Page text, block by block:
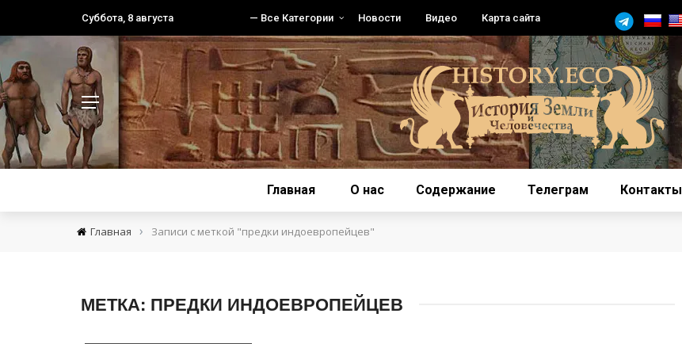
Суббота, 8 августа — Все Категории Новости Видео Карта сайта
Главная О нас Содержание Телеграм Контакты
Главная › Записи с меткой "предки индоевропейцев"
МЕТКА: ПРЕДКИ ИНДОЕВРОПЕЙЦЕВ